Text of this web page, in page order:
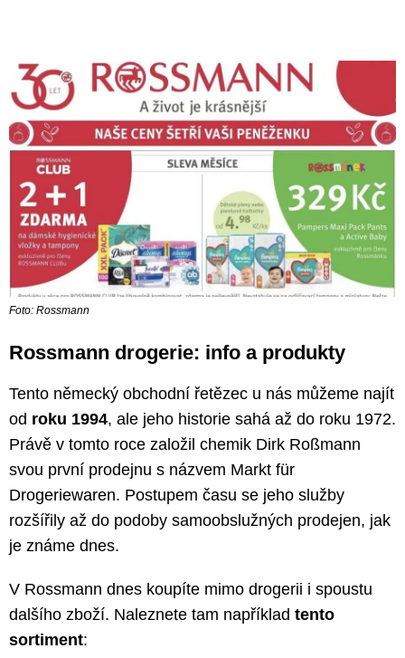
Foto: Rossmann
Rossmann drogerie: info a produkty
Tento německý obchodní řetězec u nás můžeme najít
od roku 1994, ale jeho historie sahá až do roku 1972.
Právě v tomto roce založil chemik Dirk Roßmann
svou první prodejnu s názvem Markt für
Drogeriewaren. Postupem času se jeho služby
rozšířily až do podoby samoobslužných prodejen, jak
je známe dnes.
V Rossmann dnes koupíte mimo drogerii i spoustu
dalšího zboží. Naleznete tam například tento
sortiment: